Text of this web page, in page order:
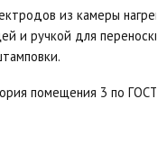
из камеры
и ручкой для
помещения 3 по ГОСТ